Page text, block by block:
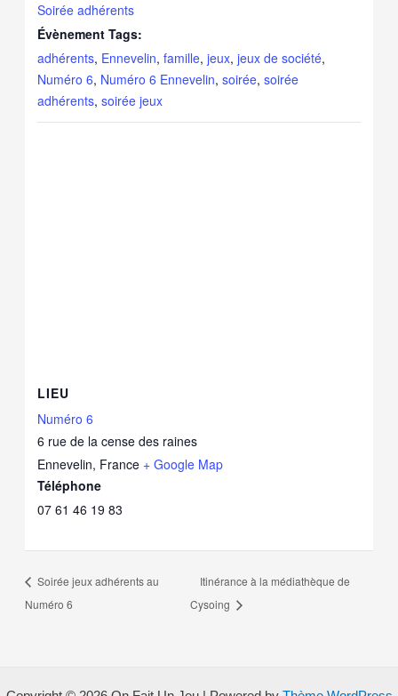
Soirée adhérents
Évènement Tags:
adhérents, Ennevelin,famille,jeux,jeux de société,
Numéro 6, Numéro 6 Ennevelin,soirée,soirée
adhérents,soirée jeux
LIEU
Numéro 6
6 rue de la cense des raines
Ennevelin, France + Google Map
Téléphone
07 61 46 19 83
Soirée jeux adhérents au
Numéro 6
Itinérance à la médiathèque de
Cysoing